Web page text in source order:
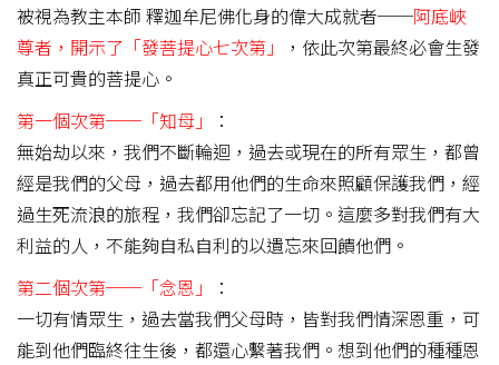
被視為教主本師 釋迦牟尼佛化身的偉大成就者──阿底峽
尊者，開示了「發菩提心七次第」
，依此次第最終必會生發
真正可貴的菩提心。
第一個次第──「知母」
：
無始劫以來，我們不斷輪迴，過去或現在的所有眾生，都曾
經是我們的父母，過去都用他們的生命來照顧保護我們，經
過生死流浪的旅程，我們卻忘記了一切。這麼多對我們有大
利益的人，不能夠自私自利的以遺忘來回饋他們。
第二個次第──「念恩」
：
一切有情眾生，過去當我們父母時，皆對我們情深恩重，可
能到他們臨終往生後，都還心繫著我們。想到他們的種種恩